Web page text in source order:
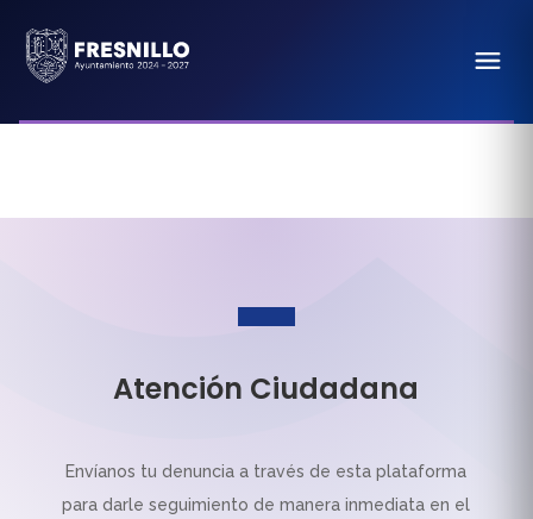
Atención Ciudadana
Envíanos tu denuncia a través de esta plataforma
para darle seguimiento de manera inmediata en el